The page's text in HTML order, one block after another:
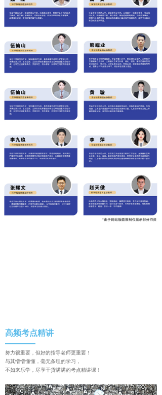
高频考点精讲
努力很重要，但好的指导老师更重要！
与其懵懵懂懂，毫无条理的学习，
不如来乐学，尽享干货满满的考点精讲课！